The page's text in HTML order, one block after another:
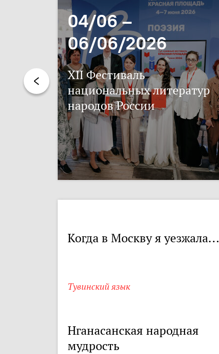
04/06 –
06/06/2026
XII Фестиваль
национальных литератур
народов России
Когда в Москву я уезжала...
Тувинский язык
Нганасанская народная
мудрость